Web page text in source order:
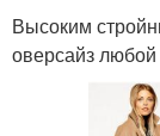
Высоким
оверсайз